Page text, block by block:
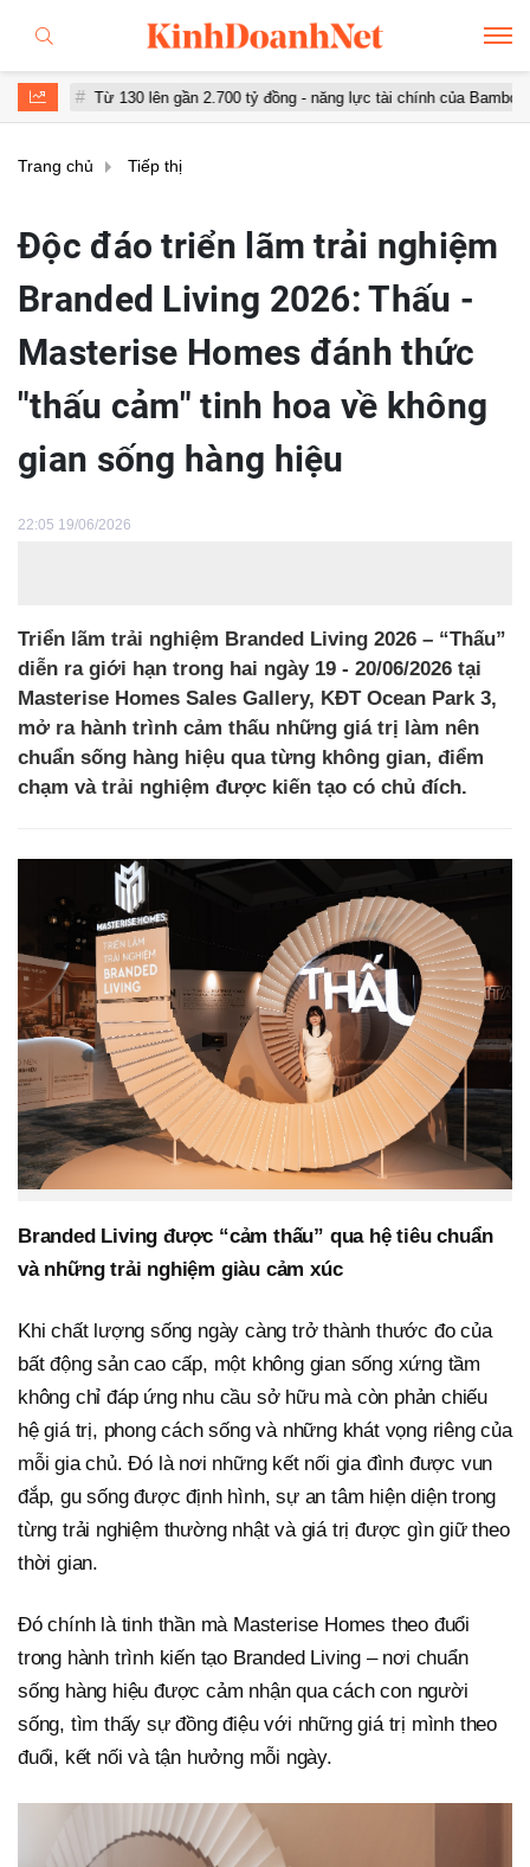
lên gần 2.700 tỷ đồng - năng lực tài chính của Bamboo Airways nhìn từ
Trang chủ Tiếp thị
Độc đáo triển lãm trải nghiệm
Branded Living 2026: Thấu -
Masterise Homes đánh thức
"thấu cảm" tinh hoa về không
gian sống hàng hiệu
22:05 19/06/2026
Triển lãm trải nghiệm Branded Living 2026 – “Thấu”
diễn ra giới hạn trong hai ngày 19 - 20/06/2026 tại
Masterise Homes Sales Gallery, KĐT Ocean Park 3,
mở ra hành trình cảm thấu những giá trị làm nên
chuẩn sống hàng hiệu qua từng không gian, điểm
chạm và trải nghiệm được kiến tạo có chủ đích.
Branded Living được “cảm thấu” qua hệ tiêu chuẩn
và những trải nghiệm giàu cảm xúc
Khi chất lượng sống ngày càng trở thành thước đo của
bất động sản cao cấp, một không gian sống xứng tầm
không chỉ đáp ứng nhu cầu sở hữu mà còn phản chiếu
hệ giá trị, phong cách sống và những khát vọng riêng của
mỗi gia chủ. Đó là nơi những kết nối gia đình được vun
đắp, gu sống được định hình, sự an tâm hiện diện trong
từng trải nghiệm thường nhật và giá trị được gìn giữ theo
thời gian.
Đó chính là tinh thần mà Masterise Homes theo đuổi
trong hành trình kiến tạo Branded Living – nơi chuẩn
sống hàng hiệu được cảm nhận qua cách con người
sống, tìm thấy sự đồng điệu với những giá trị mình theo
đuổi, kết nối và tận hưởng mỗi ngày.